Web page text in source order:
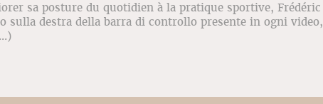
sa posture du quotidien à la pratique sportive, Frédéric
sulla destra della barra di controllo presente in ogni video,